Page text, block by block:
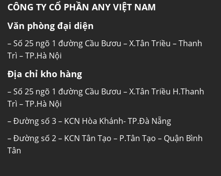
CÔNG TY CỔ PHẦN ANY VIỆT NAM
Văn phòng đại diện
– Số 25 ngõ 1 đường Cầu Bươu – X.Tân Triều – Thanh
Trì – TP.Hà Nội
Địa chỉ kho hàng
– Số 25 ngõ 1 đường Cầu Bươu – X.Tân Triều H.Thanh
Trì – TP.Hà Nội
– Đường số 3 – KCN Hòa Khánh- TP.Đà Nẵng
– Đường số 2 – KCN Tân Tạo – P.Tân Tạo – Quận Bình
Tân